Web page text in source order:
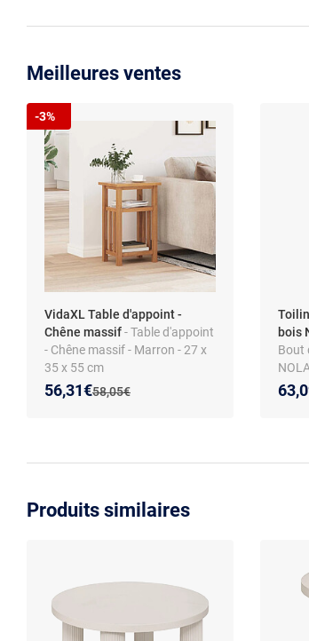
Meilleures ventes
VidaXL Table d'appoint -
Chêne massif- Table d'appoint
- Chêne massif - Marron - 27 x
35 x 55 cm
Ancien prix :
58,05€
Nouveau prix :
56,31€
Réduction de :
-3%
bois
Bout
Produits similaires